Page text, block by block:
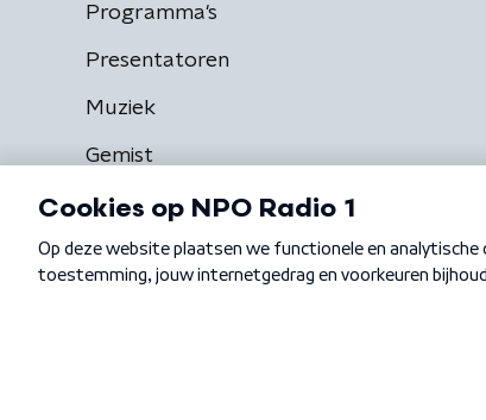
Programma's
Presentatoren
Muziek
Gemist
Algemene voorwaarden Privacybeleid